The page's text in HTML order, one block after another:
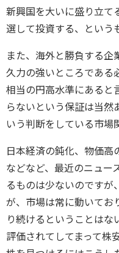
新興国を大いに盛り立て
選して投資する、という
また、海外と勝負する
久力の強いところである
相当の円高水準にあると
らないという保証は当然
いう判断をしている市場
日本経済の鈍化、物価高
などなど、最近のニュー
るものは少ないのですが
が、市場は常に動いてお
り続けるということはな
評価されてしてまって株